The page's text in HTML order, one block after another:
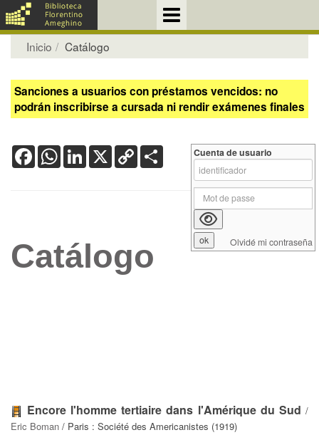
Inicio Catálogo
Sanciones a usuarios con préstamos vencidos: no
podrán inscribirse a cursada ni rendir exámenes finales
FacebookWhatsApp
LinkedIn
X Copy
Link
Catálogo
Encore l'homme tertiaire dans l'Amérique du Sud /
Eric Boman / Paris : Société des Americanistes (1919)
Cuenta de usuario
Olvidé mi contraseña